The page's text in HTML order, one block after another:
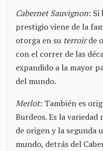
Cabernet Sauvignon: Si
prestigio viene de la
otorga en su terroirde
con el correr de las
expandido a la mayor
del mundo.
Merlot: También es
Burdeos. Es la
de origen y la segunda
mundo, detrás del